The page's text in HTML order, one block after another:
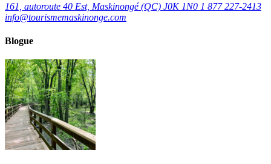
161, autoroute 40 Est, Maskinongé (QC) J0K 1N0 1 877 227-2413
info@tourismemaskinonge.com
Blogue